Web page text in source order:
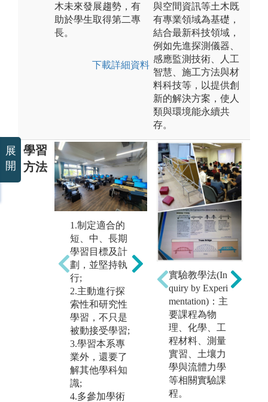
木未來發展趨勢，有
助於學生取得第二專
長。
下載詳細資料
與空間資訊等土木既
有專業領域為基礎，
結合最新科技領域，
例如先進探測儀器、
感應監測技術、人工
智慧、施工方法與材
料科技等，以提供創
新的解決方案，使人
類與環境能永續共
存。
學習
方法
1.制定適合的
短、中、長期
學習目標及計
劃，並堅持執
行;
2.主動進行探
索性和研究性
學習，不只是
被動接受學習;
3.學習本系專
業外，還要了
解其他學科知
識;
4.多參加學術
微型課程：以1
學分為上限，
依需要調整上
課時間，探討
跨領域或產業
議題。
圖解:土木系專
業教室現況
版權:土木系專
業教室現況
實驗教學法(In
quiry by Experi
mentation)：主
要課程為物
理、化學、工
程材料、測量
實習、土壤力
學與流體力學
等相關實驗課
程。
展
開